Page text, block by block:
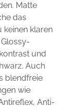
Matte
das
keinen klaren
und
Auch
blendfreie
wie
Anti-